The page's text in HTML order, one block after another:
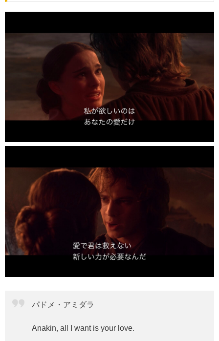
パドメ・アミダラ
Anakin, all I want is your love.